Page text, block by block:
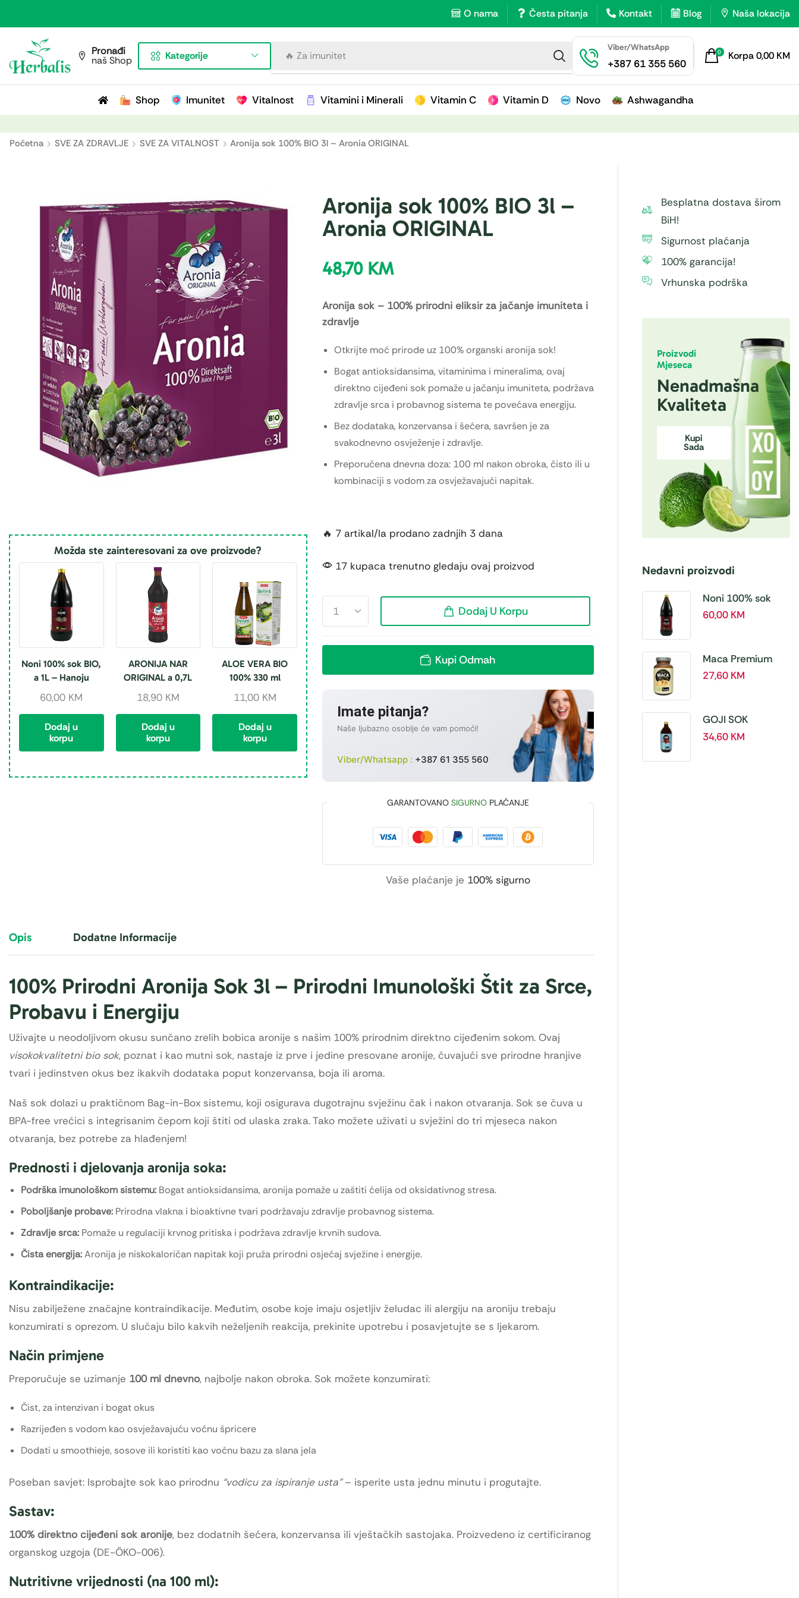
O nama Česta pitanja Kontakt Blog Naša lokacija
Pronađi
naš Shop Kategorije 🔥 Za imunitet
Viber/WhatsApp
+387 61 355 560
0 Korpa0,00 KM
Shop Imunitet Vitalnost Vitamini i Minerali Vitamin C Vitamin D Novo Ashwagandha
Početna SVE ZA ZDRAVLJE SVE ZA VITALNOST Aronija sok 100% BIO 3l – Aronia ORIGINAL
Možda ste zainteresovani za ove proizvode?
Noni 100% sok BIO,
a 1L – Hanoju
60,00 KM
Dodaj u
korpu
ARONIJA NAR
ORIGINAL a 0,7L
18,90 KM
Dodaj u
korpu
ALOE VERA BIO
100% 330 ml
11,00 KM
Dodaj u
korpu
Aronija sok 100% BIO 3l –
Aronia ORIGINAL
48,70 KM
Aronija sok – 100% prirodni eliksir za jačanje imuniteta i
zdravlje
Otkrijte moć prirode uz 100% organski aronija sok!
Bogat antioksidansima, vitaminima i mineralima, ovaj
direktno cijeđeni sok pomaže u jačanju imuniteta, podržava
zdravlje srca i probavnog sistema te povećava energiju.
Bez dodataka, konzervansa i šećera, savršen je za
svakodnevno osvježenje i zdravlje.
Preporučena dnevna doza: 100 ml nakon obroka, čisto ili u
kombinaciji s vodom za osvježavajući napitak.
🔥 7 artikal/la prodano zadnjih 3 dana
17 kupaca trenutno gledaju ovaj proizvod
Dodaj U Korpu
Kupi Odmah
Imate pitanja?
Naše ljubazno osoblje će vam pomoći!
Viber/Whatsapp : +387 61 355 560
GARANTOVANO SIGURNOPLAĆANJE
Vaše plaćanje je 100% sigurno
Opis Dodatne Informacije
100% Prirodni Aronija Sok 3l – Prirodni Imunološki Štit za Srce,
Probavu i Energiju
Uživajte u neodoljivom okusu sunčano zrelih bobica aronije s našim 100% prirodnim direktno cijeđenim sokom. Ovaj
visokokvalitetni bio sok, poznat i kao mutni sok, nastaje iz prve i jedine presovane aronije, čuvajući sve prirodne hranjive
tvari i jedinstven okus bez ikakvih dodataka poput konzervansa, boja ili aroma.
Naš sok dolazi u praktičnom Bag-in-Box sistemu, koji osigurava dugotrajnu svježinu čak i nakon otvaranja. Sok se čuva u
BPA-free vrećici s integrisanim čepom koji štiti od ulaska zraka. Tako možete uživati u svježini do tri mjeseca nakon
otvaranja, bez potrebe za hlađenjem!
Prednosti i djelovanja aronija soka:
Podrška imunološkom sistemu: Bogat antioksidansima, aronija pomaže u zaštiti ćelija od oksidativnog stresa.
Poboljšanje probave: Prirodna vlakna i bioaktivne tvari podržavaju zdravlje probavnog sistema.
Zdravlje srca: Pomaže u regulaciji krvnog pritiska i podržava zdravlje krvnih sudova.
Čista energija:Aronija je niskokaloričan napitak koji pruža prirodni osjećaj svježine i energije.
Kontraindikacije:
Nisu zabilježene značajne kontraindikacije. Međutim, osobe koje imaju osjetljiv želudac ili alergiju na aroniju trebaju
konzumirati s oprezom. U slučaju bilo kakvih neželjenih reakcija, prekinite upotrebu i posavjetujte se s ljekarom.
Način primjene
Preporučuje se uzimanje 100 ml dnevno, najbolje nakon obroka. Sok možete konzumirati:
Čist, za intenzivan i bogat okus
Razrijeđen s vodom kao osvježavajuću voćnu špricere
Dodati u smoothieje, sosove ili koristiti kao voćnu bazu za slana jela
Poseban savjet: Isprobajte sok kao prirodnu “vodicu za ispiranje usta”– isperite usta jednu minutu i progutajte.
Sastav:
100% direktno cijeđeni sok aronije, bez dodatnih šećera, konzervansa ili vještačkih sastojaka. Proizvedeno iz certificiranog
organskog uzgoja (DE-ÖKO-006).
Nutritivne vrijednosti (na 100 ml):
Besplatna dostava širom
BiH!
Sigurnost plaćanja
100% garancija!
Vrhunska podrška
Proizvodi
Mjeseca
Nenadmašna
Kvaliteta
Kupi
Sada
Nedavni proizvodi
Noni 100% sok
BIO, a 1L – Hanoju
60,00 KM
Maca Premium
BIO 500 mg
27,60 KM
GOJI SOK
PREMIUM 100% a
34,60 KM